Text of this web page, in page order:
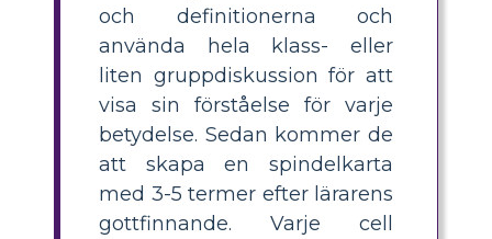
och definitionerna och
använda hela klass- eller
liten gruppdiskussion för att
visa sin förståelse för varje
betydelse. Sedan kommer de
att skapa en spindelkarta
med 3-5 termer efter lärarens
gottfinnande. Varje cell